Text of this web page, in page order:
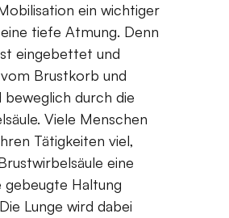
ein wichtiger
tiefe Atmung. Denn
eingebettet und
Brustkorb und
beweglich durch die
Viele Menschen
Tätigkeiten viel,
eine
gebeugte Haltung
Lunge wird dabei